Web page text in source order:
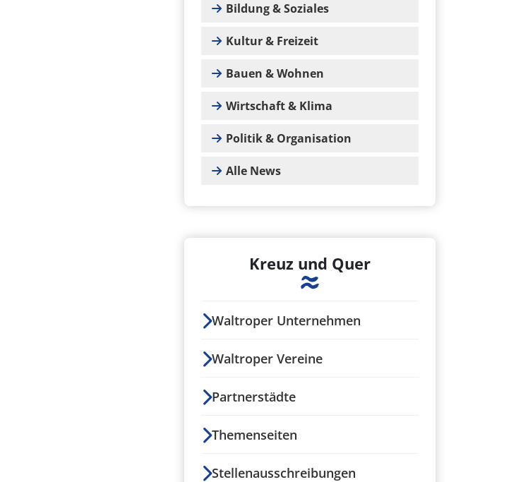
Bildung & Soziales
Kultur & Freizeit
Bauen & Wohnen
Wirtschaft & Klima
Politik & Organisation
Alle News
Kreuz und Quer
Waltroper Unternehmen
Waltroper Vereine
Partnerstädte
Themenseiten
Stellenausschreibungen